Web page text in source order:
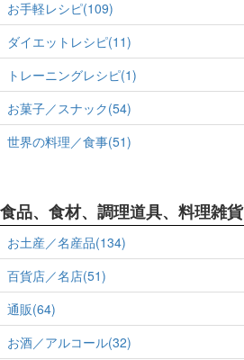
お手軽レシピ(109)
ダイエットレシピ(11)
トレーニングレシピ(1)
お菓子／スナック(54)
世界の料理／食事(51)
食品、食材、調理道具、料理雑貨
お土産／名産品(134)
百貨店／名店(51)
通販(64)
お酒／アルコール(32)